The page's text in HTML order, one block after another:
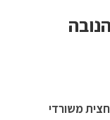
הנובה
משורדי